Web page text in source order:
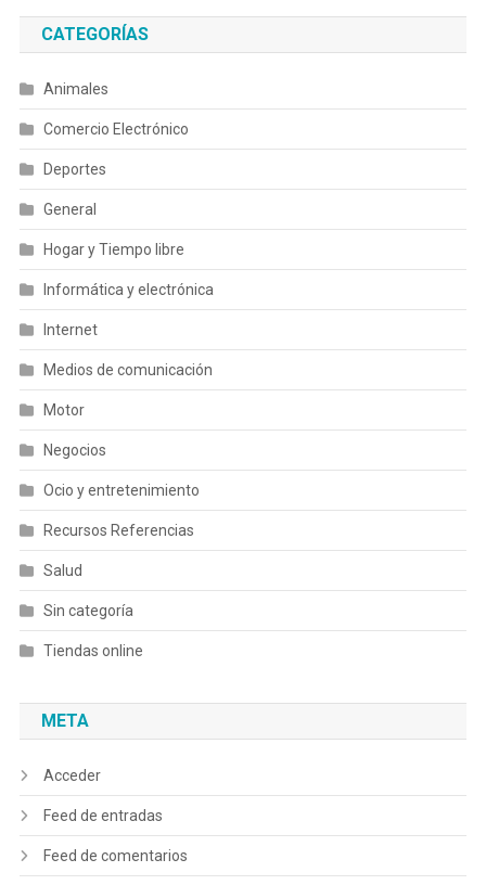
CATEGORÍAS
Animales
Comercio Electrónico
Deportes
General
Hogar y Tiempo libre
Informática y electrónica
Internet
Medios de comunicación
Motor
Negocios
Ocio y entretenimiento
Recursos Referencias
Salud
Sin categoría
Tiendas online
META
Acceder
Feed de entradas
Feed de comentarios